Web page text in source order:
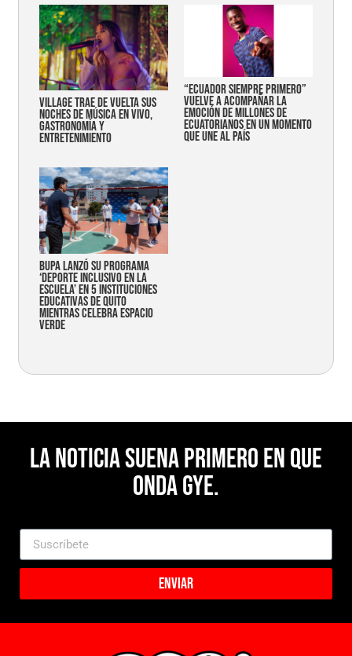
Village trae de vuelta sus
noches de música en vivo,
gastronomía y
entretenimiento
“Ecuador siempre primero”
vuelve a acompañar la
emoción de millones de
ecuatorianos en un momento
que une al país
Bupa lanzó su programa
‘Deporte Inclusivo en la
Escuela’ en 5 instituciones
educativas de Quito
mientras celebra espacio
verde
La noticia suena primero en Que
Onda Gye.
Enviar